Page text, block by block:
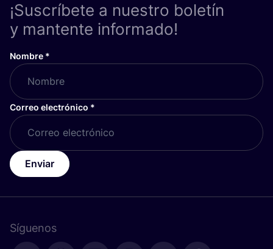
¡Suscríbete a nuestro boletín
y mantente informado!
Nombre *
Correo electrónico *
Enviar
Síguenos